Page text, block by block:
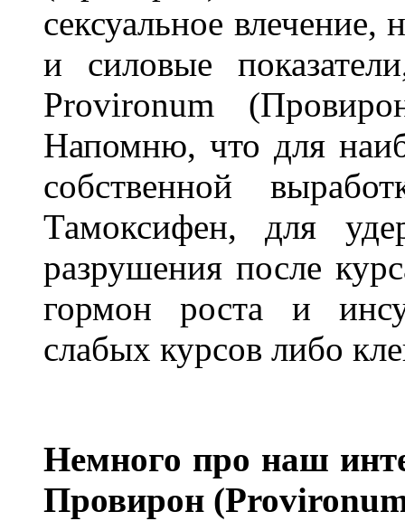
сексуальное
и силовые
Provironum
Напомню, что для
собственной
Тамоксифен, для
разрушения после
гормон роста и
слабых курсов либо
Немного про наш
Провирон